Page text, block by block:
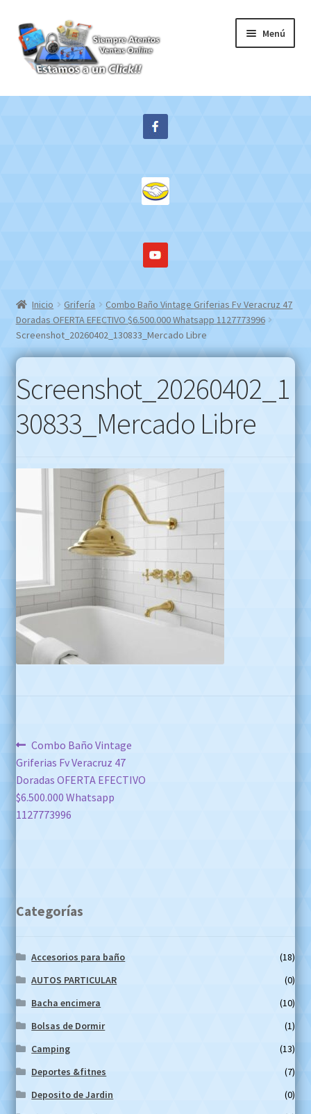
Ir
a
la
navegación
Ir
al
contenido
Menú
Inicio
Inicio Grifería
Combo Baño Vintage Griferias Fv Veracruz 47
Doradas OFERTA EFECTIVO $6.500.000 Whatsapp 1127773996
Screenshot_20260402_130833_Mercado Libre
Screenshot_20260402_1
30833_Mercado Libre
Navegación
de
entradas
Anterior:
Combo Baño Vintage
Griferias Fv Veracruz 47
Doradas OFERTA EFECTIVO
$6.500.000 Whatsapp
1127773996
Categorías
Accesorios para baño
(18)
AUTOS PARTICULAR
(0)
Bacha encimera
(10)
Bolsas de Dormir
(1)
Camping
(13)
Deportes &fitnes
(7)
Deposito de Jardin
(0)